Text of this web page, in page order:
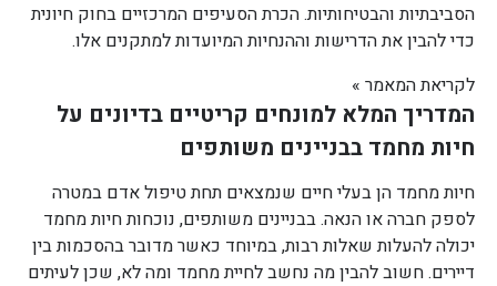
הסביבתיות והבטיחותיות. הכרת הסעיפים המרכזיים בחוק חיונית
כדי להבין את הדרישות וההנחיות המיועדות למתקנים אלו.
לקריאת המאמר »
המדריך המלא למונחים קריטיים בדיונים על
חיות מחמד בבניינים משותפים
חיות מחמד הן בעלי חיים שנמצאים תחת טיפול אדם במטרה
לספק חברה או הנאה. בבניינים משותפים, נוכחות חיות מחמד
יכולה להעלות שאלות רבות, במיוחד כאשר מדובר בהסכמות בין
דיירים. חשוב להבין מה נחשב לחיית מחמד ומה לא, שכן לעיתים